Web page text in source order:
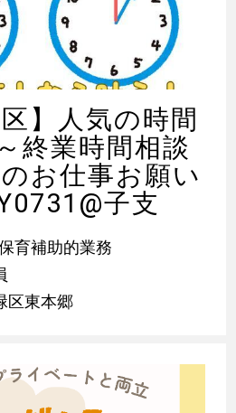
区】人気の時間
終業時間相談
お仕事お願い
子支
育補助的業務
区東本郷